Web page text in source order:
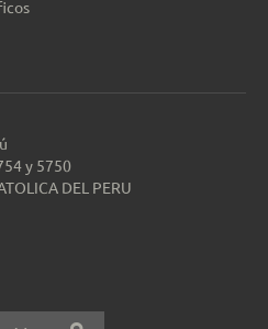
y 5750
DEL PERU